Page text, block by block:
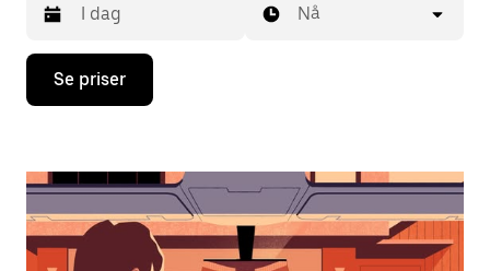
Trykk
piltast
åpne
og
velge
Nå
Se priser